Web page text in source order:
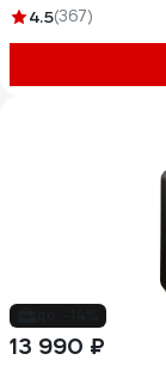
4.5(367)
13 990 ₽